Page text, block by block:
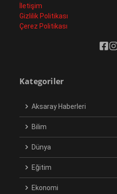
İletişim
Gizlilik Politikası
Çerez Politikası
Kategoriler
Aksaray Haberleri
Bilim
Dünya
Eğitim
Ekonomi